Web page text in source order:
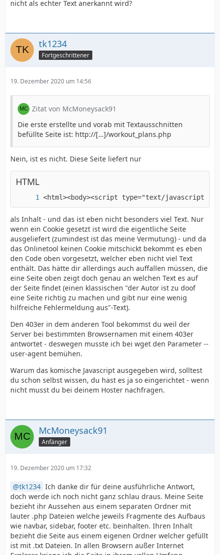
nicht als echter Text anerkannt wird?
tk1234
Fortgeschrittener
19. Dezember 2020 um 14:56
Zitat von McMoneysack91
Die erste erstellte und vorab mit Textausschnitten
befüllte Seite ist: http://[…]/workout_plans.php
Nein, ist es nicht. Diese Seite liefert nur
HTML
<html><body><script type="text/javascript"
als Inhalt - und das ist eben nicht besonders viel Text. Nur
wenn ein Cookie gesetzt ist wird die eigentliche Seite
ausgeliefert (zumindest ist das meine Vermutung) - und da
das Onlinetool keinen Cookie mitschickt bekommt es eben
den Code oben vorgesetzt, welcher eben nicht viel Text
enthält. Das hätte dir allerdings auch auffallen müssen, die
eine Seite oben zeigt doch genau an welchen Text es auf
der Seite findet (einen klassischen "der Autor ist zu doof
eine Seite richtig zu machen und gibt nur eine wenig
hilfreiche Fehlermeldung aus"-Text).
Den 403er in dem anderen Tool bekommst du weil der
Server bei bestimmten Browsernamen mit einem 403er
antwortet - deswegen musste ich bei wget den Parameter --
user-agent bemühen.
Warum das komische Javascript ausgegeben wird, solltest
du schon selbst wissen, du hast es ja so eingerichtet - wenn
nicht musst du bei deinem Hoster nachfragen.
McMoneysack91
Anfänger
19. Dezember 2020 um 17:32
tk1234 Ich danke dir für deine ausführliche Antwort,
doch werde ich noch nicht ganz schlau draus. Meine Seite
bezieht ihr Aussehen aus einem separaten Ordner mit
lauter .php Dateien welche jeweils Fragmente des Aufbaus
wie navbar, sidebar, footer etc. beinhalten. Ihren Inhalt
bezieht die Seite aus einem eigenen Ordner welcher gefüllt
ist mit .txt Dateien. In allen Browsern außer Internet